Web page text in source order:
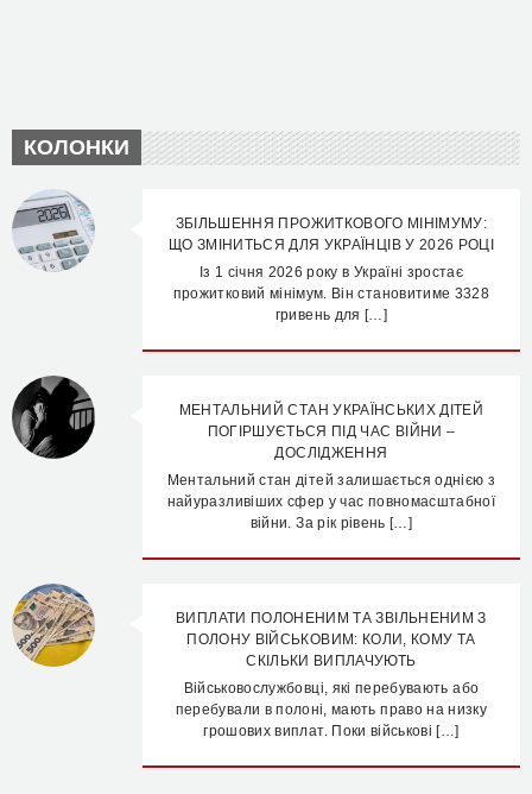
КОЛОНКИ
ЗБІЛЬШЕННЯ ПРОЖИТКОВОГО МІНІМУМУ:
ЩО ЗМІНИТЬСЯ ДЛЯ УКРАЇНЦІВ У 2026 РОЦІ
Із 1 січня 2026 року в Україні зростає
прожитковий мінімум. Він становитиме 3328
гривень для […]
МЕНТАЛЬНИЙ СТАН УКРАЇНСЬКИХ ДІТЕЙ
ПОГІРШУЄТЬСЯ ПІД ЧАС ВІЙНИ –
ДОСЛІДЖЕННЯ
Ментальний стан дітей залишається однією з
найуразливіших сфер у час повномасштабної
війни. За рік рівень […]
ВИПЛАТИ ПОЛОНЕНИМ ТА ЗВІЛЬНЕНИМ З
ПОЛОНУ ВІЙСЬКОВИМ: КОЛИ, КОМУ ТА
СКІЛЬКИ ВИПЛАЧУЮТЬ
Військовослужбовці, які перебувають або
перебували в полоні, мають право на низку
грошових виплат. Поки військові […]